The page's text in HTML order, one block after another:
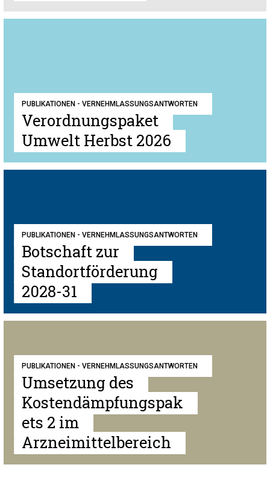
PUBLIKATIONEN - VERNEHMLASSUNGSANTWORTEN
Verordnungspaket
Umwelt Herbst 2026
PUBLIKATIONEN - VERNEHMLASSUNGSANTWORTEN
Botschaft zur
Standortförderung
2028-31
PUBLIKATIONEN - VERNEHMLASSUNGSANTWORTEN
Umsetzung des
Kostendämpfungspak
ets 2 im
Arzneimittelbereich